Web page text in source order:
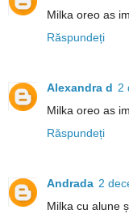
Milka oreo as
Răspundeți
Alexandra d 2
Milka oreo as
Răspundeți
Andrada 2
Milka cu alune